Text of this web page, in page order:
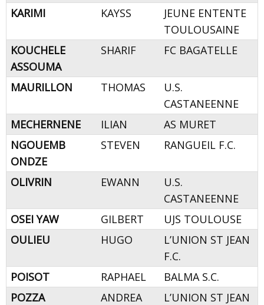
KARIMI
KAYSS
JEUNE ENTENTE
TOULOUSAINE
KOUCHELE
ASSOUMA
SHARIF FC BAGATELLE
MAURILLON THOMAS
U.S.
CASTANEENNE
MECHERNENE
ILIAN
AS MURET
NGOUEMB
ONDZE
STEVEN RANGUEIL F.C.
OLIVRIN EWANN
U.S.
CASTANEENNE
OSEI YAW
GILBERT
UJS TOULOUSE
OULIEU
HUGO
L’UNION ST JEAN
F.C.
POISOT
RAPHAEL
BALMA S.C.
POZZA
ANDREA
L’UNION ST JEAN